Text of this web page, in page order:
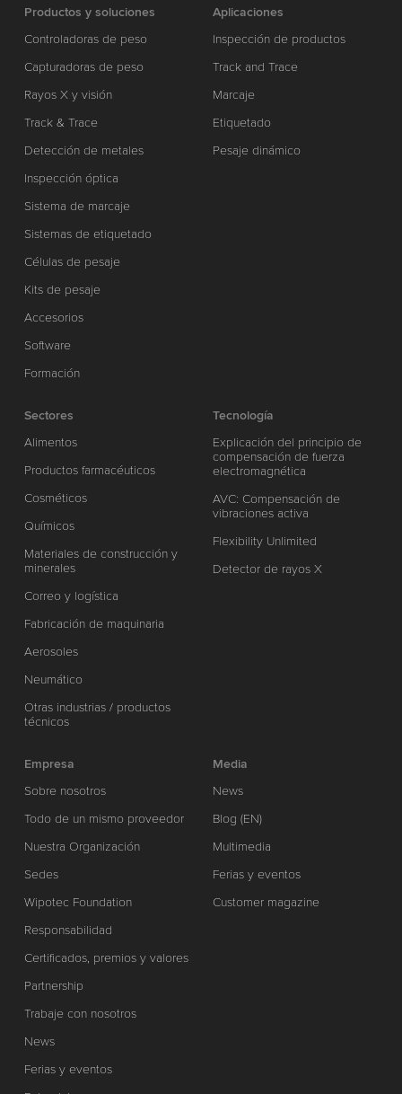
Productos y soluciones
Controladoras de peso
Capturadoras de peso
Rayos X y visión
Track & Trace
Detección de metales
Inspección óptica
Sistema de marcaje
Sistemas de etiquetado
Células de pesaje
Kits de pesaje
Accesorios
Software
Formación
Aplicaciones
Inspección de productos
Track and Trace
Marcaje
Etiquetado
Pesaje dinámico
Sectores
Alimentos
Productos farmacéuticos
Cosméticos
Químicos
Materiales de construcción y
minerales
Correo y logística
Fabricación de maquinaria
Aerosoles
Neumático
Otras industrias / productos
técnicos
Tecnología
Explicación del principio de
compensación de fuerza
electromagnética
AVC: Compensación de
vibraciones activa
Flexibility Unlimited
Detector de rayos X
Empresa
Sobre nosotros
Todo de un mismo proveedor
Nuestra Organización
Sedes
Wipotec Foundation
Responsabilidad
Certificados, premios y valores
Partnership
Trabaje con nosotros
News
Ferias y eventos
Media
News
Blog (EN)
Multimedia
Ferias y eventos
Customer magazine